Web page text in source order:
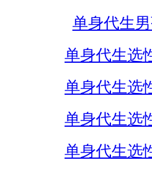
单身代生
单身代生选
单身代生选
单身代生选
单身代生选